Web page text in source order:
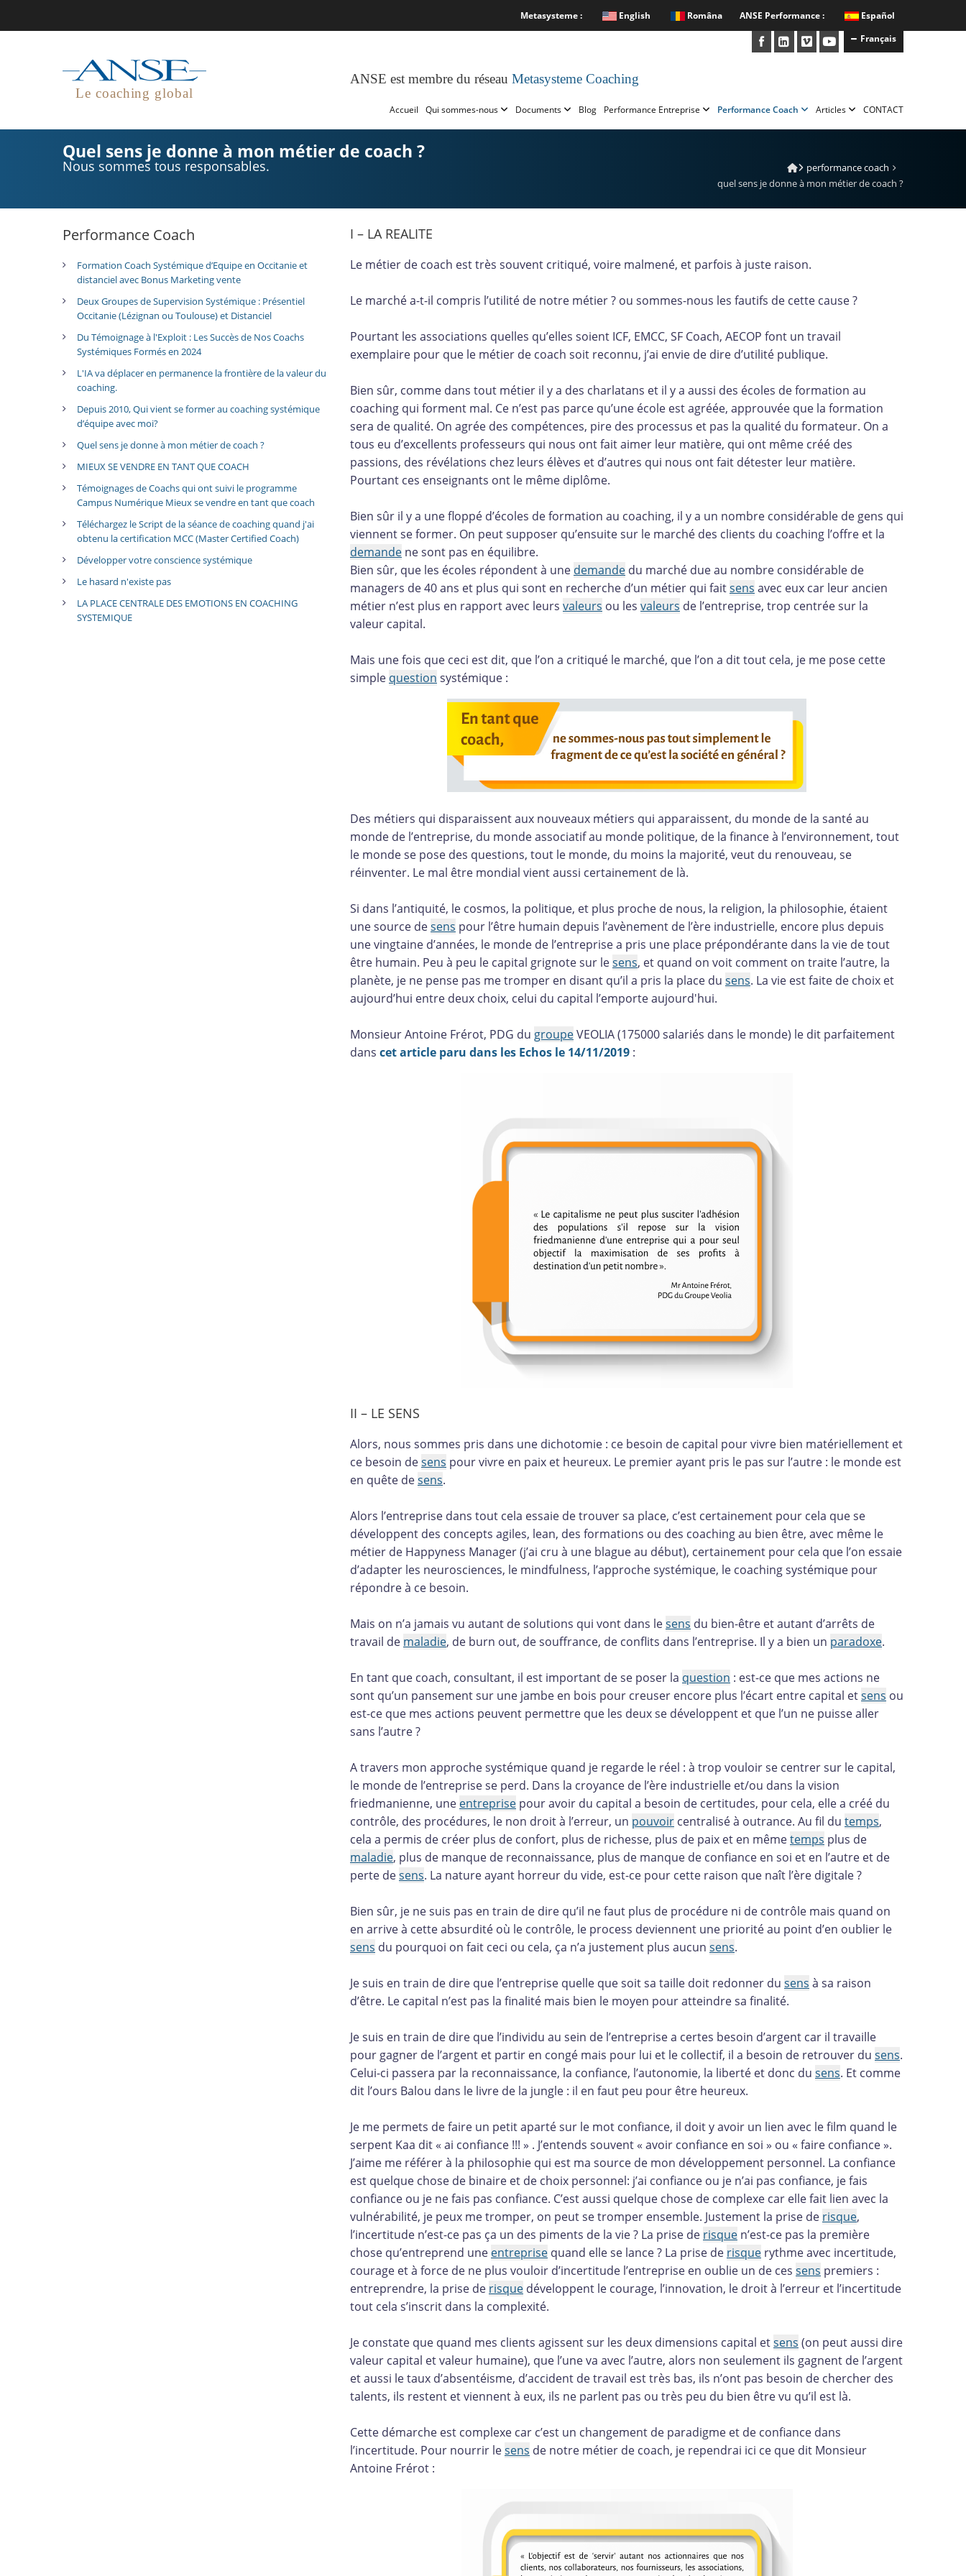
ANSE Performance : Español
Metasysteme : English
Româna
Français
Le coaching global
ANSE est membre du réseau Metasysteme Coaching
Accueil Qui sommes-nous Documents Blog Performance Entreprise Performance Coach Articles CONTACT
Quel sens je donne à mon métier de coach ?
Nous sommes tous responsables.
performance coach
quel sens je donne à mon métier de coach ?
Performance Coach
Formation Coach Systémique d’Equipe en Occitanie et
distanciel avec Bonus Marketing vente
Deux Groupes de Supervision Systémique : Présentiel
Occitanie (Lézignan ou Toulouse) et Distanciel
Du Témoignage à l'Exploit : Les Succès de Nos Coachs
Systémiques Formés en 2024
L'IA va déplacer en permanence la frontière de la valeur du
coaching.
Depuis 2010, Qui vient se former au coaching systémique
d’équipe avec moi?
Quel sens je donne à mon métier de coach ?
MIEUX SE VENDRE EN TANT QUE COACH
Témoignages de Coachs qui ont suivi le programme
Campus Numérique Mieux se vendre en tant que coach
Téléchargez le Script de la séance de coaching quand j'ai
obtenu la certification MCC (Master Certified Coach)
Développer votre conscience systémique
Le hasard n'existe pas
LA PLACE CENTRALE DES EMOTIONS EN COACHING
SYSTEMIQUE
I – LA REALITE
Le métier de coach est très souvent critiqué, voire malmené, et parfois à juste raison.
Le marché a-t-il compris l’utilité de notre métier ? ou sommes-nous les fautifs de cette cause ?
Pourtant les associations quelles qu’elles soient ICF, EMCC, SF Coach, AECOP font un travail
exemplaire pour que le métier de coach soit reconnu, j’ai envie de dire d’utilité publique.
Bien sûr, comme dans tout métier il y a des charlatans et il y a aussi des écoles de formation au
coaching qui forment mal. Ce n’est pas parce qu’une école est agréée, approuvée que la formation
sera de qualité. On agrée des compétences, pire des processus et pas la qualité du formateur. On a
tous eu d’excellents professeurs qui nous ont fait aimer leur matière, qui ont même créé des
passions, des révélations chez leurs élèves et d’autres qui nous ont fait détester leur matière.
Pourtant ces enseignants ont le même diplôme.
Bien sûr il y a une floppé d’écoles de formation au coaching, il y a un nombre considérable de gens qui
viennent se former. On peut supposer qu’ensuite sur le marché des clients du coaching l’offre et la
demande ne sont pas en équilibre.
Bien sûr, que les écoles répondent à une demande du marché due au nombre considérable de
managers de 40 ans et plus qui sont en recherche d’un métier qui faitsens avec eux car leur ancien
métier n’est plus en rapport avec leurs valeurs ou les valeurs de l’entreprise, trop centrée sur la
valeur capital.
Mais une fois que ceci est dit, que l’on a critiqué le marché, que l’on a dit tout cela, je me pose cette
simple question systémique :
Des métiers qui disparaissent aux nouveaux métiers qui apparaissent, du monde de la santé au
monde de l’entreprise, du monde associatif au monde politique, de la finance à l’environnement, tout
le monde se pose des questions, tout le monde, du moins la majorité, veut du renouveau, se
réinventer. Le mal être mondial vient aussi certainement de là.
Si dans l’antiquité, le cosmos, la politique, et plus proche de nous, la religion, la philosophie, étaient
une source desens pour l’être humain depuis l’avènement de l’ère industrielle, encore plus depuis
une vingtaine d’années, le monde de l’entreprise a pris une place prépondérante dans la vie de tout
être humain. Peu à peu le capital grignote sur lesens, et quand on voit comment on traite l’autre, la
planète, je ne pense pas me tromper en disant qu’il a pris la place du sens. La vie est faite de choix et
aujourd’hui entre deux choix, celui du capital l’emporte aujourd'hui.
Monsieur Antoine Frérot, PDG du groupeVEOLIA (175000 salariés dans le monde) le dit parfaitement
dans cet article paru dans les Echos le 14/11/2019 :
II – LE SENS
Alors, nous sommes pris dans une dichotomie : ce besoin de capital pour vivre bien matériellement et
ce besoin desens pour vivre en paix et heureux. Le premier ayant pris le pas sur l’autre : le monde est
en quête desens.
Alors l’entreprise dans tout cela essaie de trouver sa place, c’est certainement pour cela que se
développent des concepts agiles, lean, des formations ou des coaching au bien être, avec même le
métier de Happyness Manager (j’ai cru à une blague au début), certainement pour cela que l’on essaie
d’adapter les neurosciences, le mindfulness, l’approche systémique, le coaching systémique pour
répondre à ce besoin.
Mais on n’a jamais vu autant de solutions qui vont dans lesens du bien-être et autant d’arrêts de
travail de maladie, de burn out, de souffrance, de conflits dans l’entreprise. Il y a bien un paradoxe.
En tant que coach, consultant, il est important de se poser la question : est-ce que mes actions ne
sont qu’un pansement sur une jambe en bois pour creuser encore plus l’écart entre capital etsens ou
est-ce que mes actions peuvent permettre que les deux se développent et que l’un ne puisse aller
sans l’autre ?
A travers mon approche systémique quand je regarde le réel : à trop vouloir se centrer sur le capital,
le monde de l’entreprise se perd. Dans la croyance de l’ère industrielle et/ou dans la vision
friedmanienne, une entreprise pour avoir du capital a besoin de certitudes, pour cela, elle a créé du
contrôle, des procédures, le non droit à l’erreur, un pouvoir centralisé à outrance. Au fil du temps,
cela a permis de créer plus de confort, plus de richesse, plus de paix et en mêmetemps plus de
maladie, plus de manque de reconnaissance, plus de manque de confiance en soi et en l’autre et de
perte desens. La nature ayant horreur du vide, est-ce pour cette raison que naît l’ère digitale ?
Bien sûr, je ne suis pas en train de dire qu’il ne faut plus de procédure ni de contrôle mais quand on
en arrive à cette absurdité où le contrôle, le process deviennent une priorité au point d’en oublier le
sens du pourquoi on fait ceci ou cela, ça n’a justement plus aucun sens.
Je suis en train de dire que l’entreprise quelle que soit sa taille doit redonner du sens à sa raison
d’être. Le capital n’est pas la finalité mais bien le moyen pour atteindre sa finalité.
Je suis en train de dire que l’individu au sein de l’entreprise a certes besoin d’argent car il travaille
pour gagner de l’argent et partir en congé mais pour lui et le collectif, il a besoin de retrouver du sens.
Celui-ci passera par la reconnaissance, la confiance, l’autonomie, la liberté et donc du sens. Et comme
dit l’ours Balou dans le livre de la jungle : il en faut peu pour être heureux.
Je me permets de faire un petit aparté sur le mot confiance, il doit y avoir un lien avec le film quand le
serpent Kaa dit « ai confiance !!! » . J’entends souvent « avoir confiance en soi » ou « faire confiance ».
J’aime me référer à la philosophie qui est ma source de mon développement personnel. La confiance
est quelque chose de binaire et de choix personnel: j’ai confiance ou je n’ai pas confiance, je fais
confiance ou je ne fais pas confiance. C’est aussi quelque chose de complexe car elle fait lien avec la
vulnérabilité, je peux me tromper, on peut se tromper ensemble. Justement la prise de risque,
l’incertitude n’est-ce pas ça un des piments de la vie ? La prise de risque n’est-ce pas la première
chose qu’entreprend une entreprise quand elle se lance ? La prise de risque rythme avec incertitude,
courage et à force de ne plus vouloir d’incertitude l’entreprise en oublie un de ces sens premiers :
entreprendre, la prise de risque développent le courage, l’innovation, le droit à l’erreur et l’incertitude
tout cela s’inscrit dans la complexité.
Je constate que quand mes clients agissent sur les deux dimensions capital etsens (on peut aussi dire
valeur capital et valeur humaine), que l’une va avec l’autre, alors non seulement ils gagnent de l’argent
et aussi le taux d’absentéisme, d’accident de travail est très bas, ils n’ont pas besoin de chercher des
talents, ils restent et viennent à eux, ils ne parlent pas ou très peu du bien être vu qu’il est là.
Cette démarche est complexe car c’est un changement de paradigme et de confiance dans
l’incertitude. Pour nourrir lesens de notre métier de coach, je rependrai ici ce que dit Monsieur
Antoine Frérot :